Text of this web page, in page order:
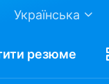
Українська
резюме